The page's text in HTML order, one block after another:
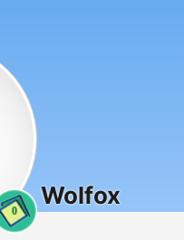
0
Wolfox